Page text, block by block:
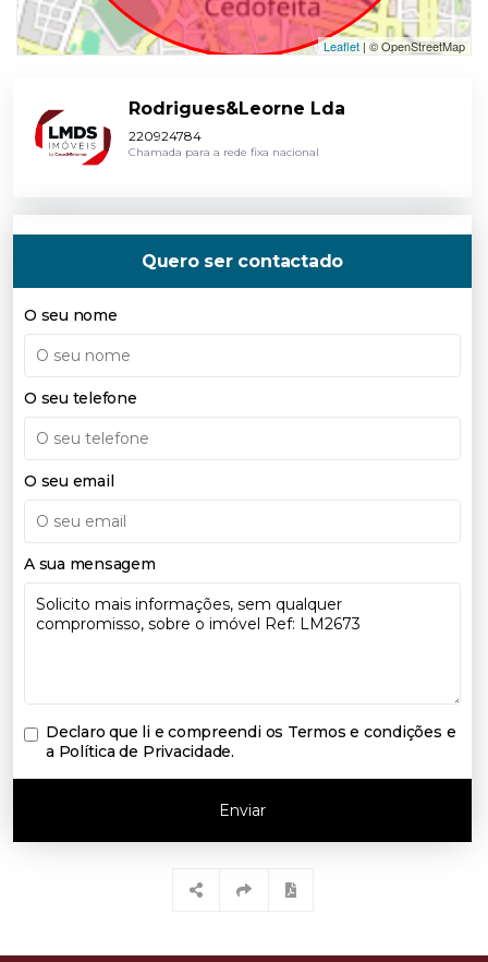
Leaflet | © OpenStreetMap
Rodrigues&Leorne Lda
220924784
Chamada para a rede fixa nacional
Quero ser contactado
O seu nome
O seu telefone
O seu email
A sua mensagem
Declaro que li e compreendi os Termos e condições e
a Política de Privacidade.
Enviar